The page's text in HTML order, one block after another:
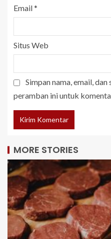
Email*
Situs Web
Simpan nama, email,
peramban ini untuk
MORE STORIES